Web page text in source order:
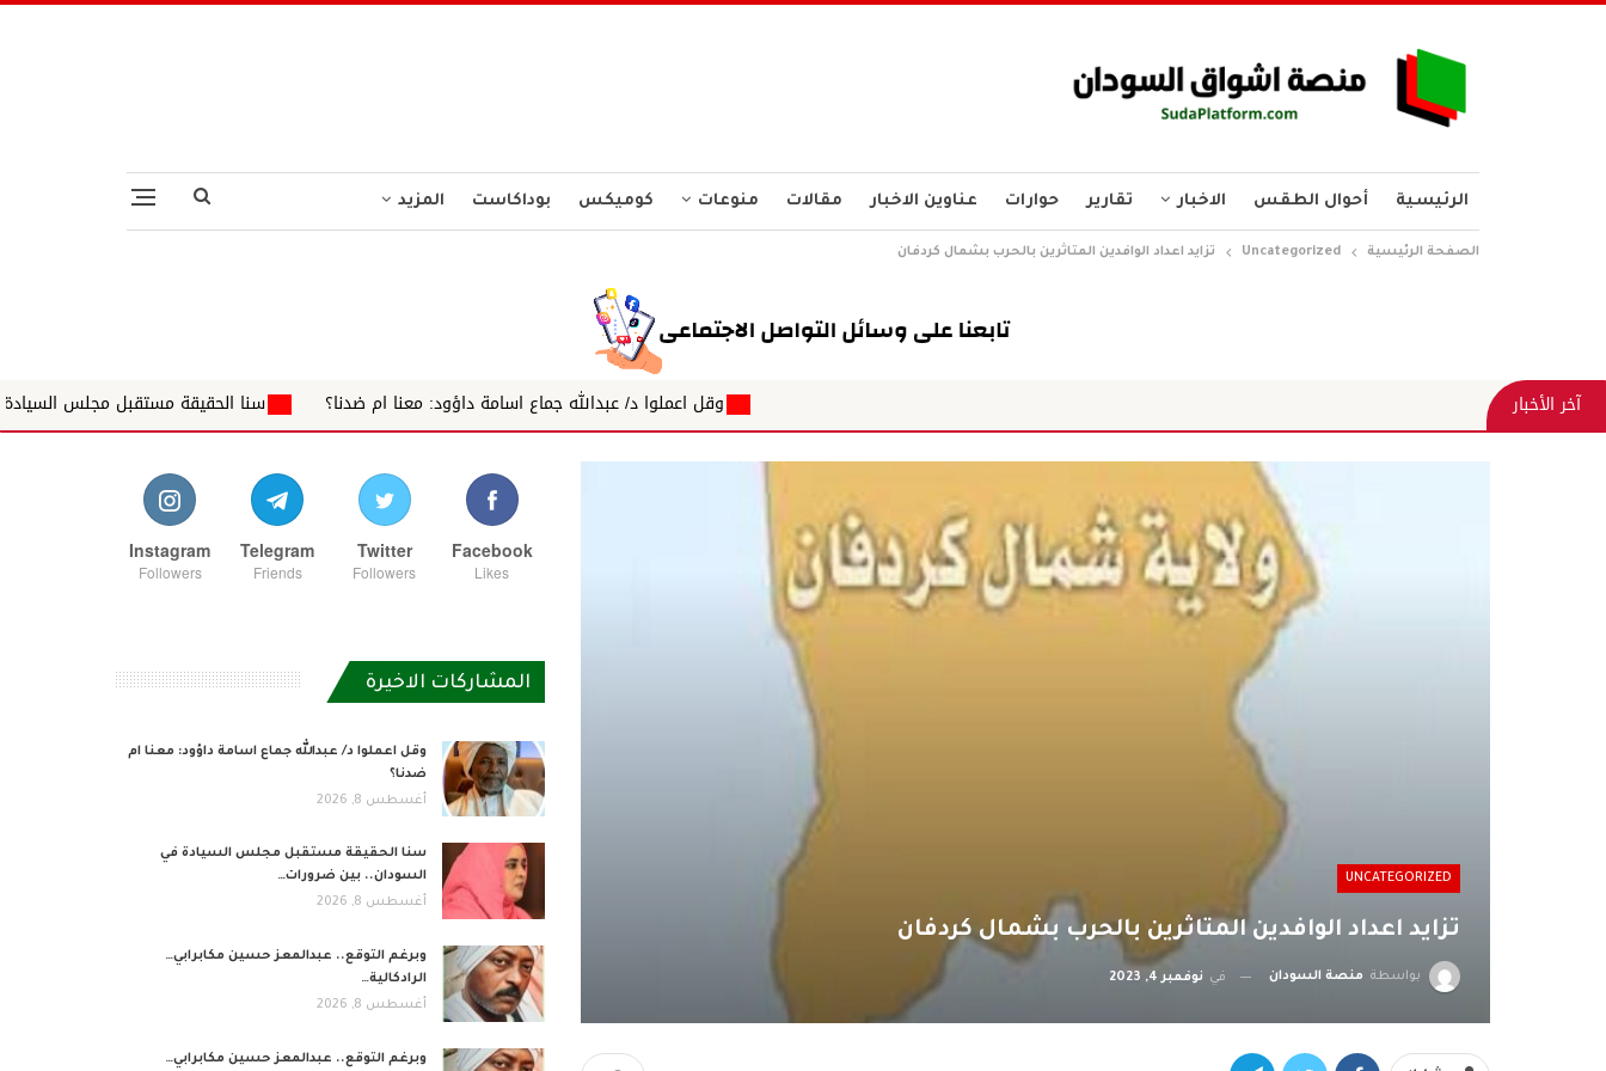
الرئيسية أحوال الطقس الاخبار تقارير حوارات عناوين الاخبار مقالات منوعات كوميكس بوداكاست المزيد
الصفحة الرئيسية Uncategorized تزايد اعداد الوافدين المتاثرين بالحرب بشمال كردفان
آخر الأخبار وقل اعملوا د/ عبدالله جماع اسامة داؤود: معنا ام ضدنا؟ سنا الحقيقة مستقبل مجلس السيادة في السودان..
UNCATEGORIZED
تزايد اعداد الوافدين المتاثرين بالحرب بشمال كردفان
بواسطة منصة السودان في نوفمبر 4, 2023
Facebook
Likes
Twitter
Followers
Telegram
Friends
Instagram
Followers
المشاركات الاخيرة
وقل اعملوا د/ عبدالله جماع اسامة داؤود: معنا ام
ضدنا؟
أغسطس 8, 2026
سنا الحقيقة مستقبل مجلس السيادة في
السودان.. بين ضرورات…
أغسطس 8, 2026
وبرغم التوقع.. عبدالمعز حسين مكابرابي…
الرادكالية…
أغسطس 8, 2026
وبرغم التوقع.. عبدالمعز حسين مكابرابي…